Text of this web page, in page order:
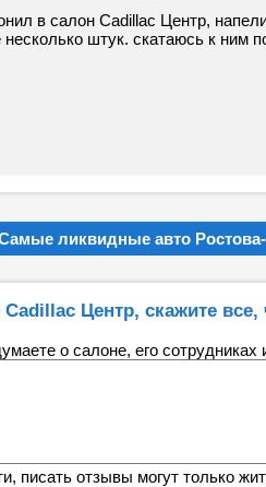
в салон Cadillac Центр,
несколько штук. скатаюсь к ним
ликвидные авто
Центр, скажите все,
о салоне, его сотрудниках
писать отзывы могут только